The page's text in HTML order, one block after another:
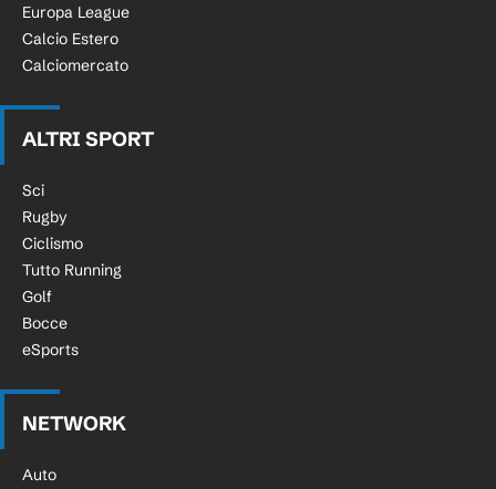
Europa League
Calcio Estero
Calciomercato
ALTRI SPORT
Sci
Rugby
Ciclismo
Tutto Running
Golf
Bocce
eSports
NETWORK
Auto